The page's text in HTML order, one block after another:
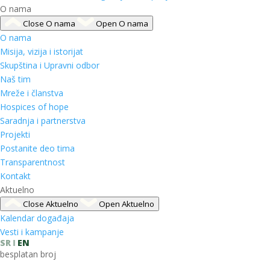
O nama
Close O nama Open O nama
O nama
Misija, vizija i istorijat
Skupština i Upravni odbor
Naš tim
Mreže i članstva
Hospices of hope
Saradnja i partnerstva
Projekti
Postanite deo tima
Transparentnost
Kontakt
Aktuelno
Close Aktuelno Open Aktuelno
Kalendar događaja
Vesti i kampanje
SR
EN
besplatan broj